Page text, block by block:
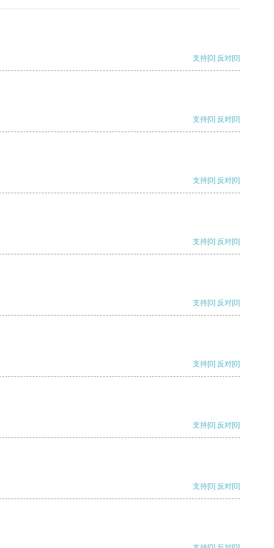
支持[0] 反对[0]
支持[0] 反对[0]
支持[0] 反对[0]
支持[0] 反对[0]
支持[0] 反对[0]
支持[0] 反对[0]
支持[0] 反对[0]
支持[0] 反对[0]